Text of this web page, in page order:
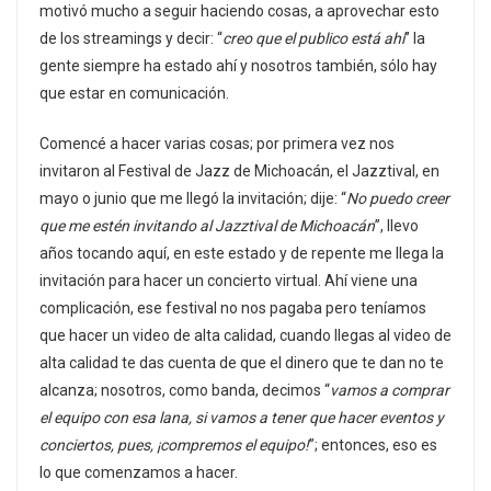
motivó mucho a seguir haciendo cosas, a aprovechar esto
de los streamings y decir: “creo que el publico está ahí” la
gente siempre ha estado ahí y nosotros también, sólo hay
que estar en comunicación.
Comencé a hacer varias cosas; por primera vez nos
invitaron al Festival de Jazz de Michoacán, el Jazztival, en
mayo o junio que me llegó la invitación; dije: “No puedo creer
que me estén invitando al Jazztival de Michoacán”, llevo
años tocando aquí, en este estado y de repente me llega la
invitación para hacer un concierto virtual. Ahí viene una
complicación, ese festival no nos pagaba pero teníamos
que hacer un video de alta calidad, cuando llegas al video de
alta calidad te das cuenta de que el dinero que te dan no te
alcanza; nosotros, como banda, decimos “vamos a comprar
el equipo con esa lana, si vamos a tener que hacer eventos y
conciertos, pues, ¡compremos el equipo!”; entonces, eso es
lo que comenzamos a hacer.